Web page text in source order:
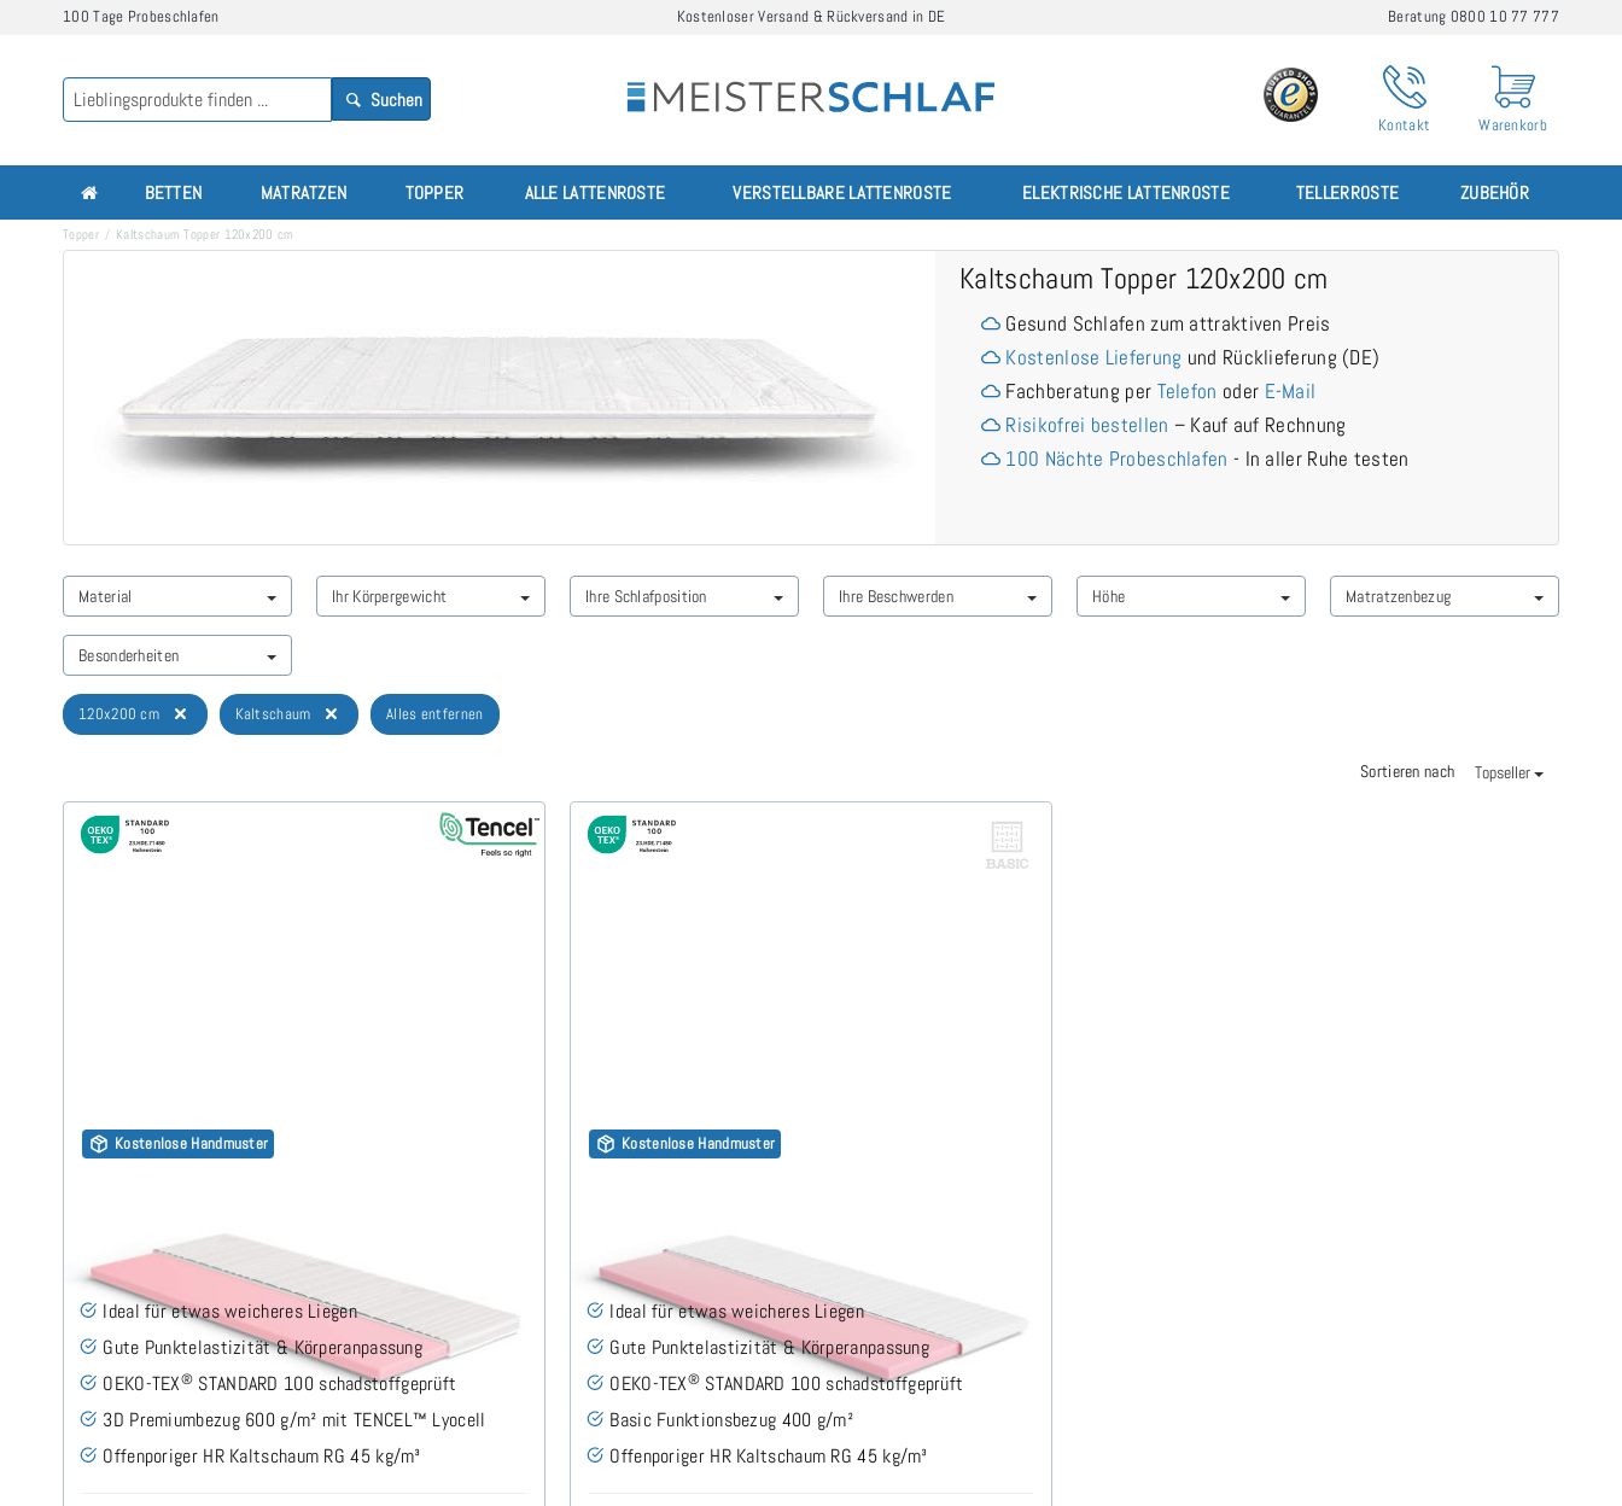
100 Tage Probeschlafen Kostenloser Versand & Rückversand in DE Beratung 0800 10 77 777
Suchen
Kontakt Warenkorb
BETTEN MATRATZEN TOPPER ALLE LATTENROSTE VERSTELLBARE LATTENROSTE ELEKTRISCHE LATTENROSTE TELLERROSTE ZUBEHÖR
Topper Kaltschaum Topper 120x200 cm
Kaltschaum Topper 120x200 cm
Gesund Schlafen zum attraktiven Preis
Kostenlose Lieferung und Rücklieferung (DE)
Fachberatung per Telefon oder E-Mail
Risikofrei bestellen – Kauf auf Rechnung
100 Nächte Probeschlafen - In aller Ruhe testen
Material Ihr Körpergewicht Ihre Schlafposition Ihre Beschwerden Höhe Matratzenbezug
Besonderheiten
120x200 cm Kaltschaum Alles entfernen
Sortieren nach Topseller
Kostenlose Handmuster
120x200 cm
Ideal für etwas weicheres Liegen
Gute Punktelastizität & Körperanpassung
OEKO-TEX® STANDARD 100 schadstoffgeprüft
3D Premiumbezug 600 g/m² mit TENCEL™ Lyocell
Offenporiger HR Kaltschaum RG 45 kg/m³
Kostenlose Handmuster
Ideal für etwas weicheres Liegen
Gute Punktelastizität & Körperanpassung
OEKO-TEX® STANDARD 100 schadstoffgeprüft
Basic Funktionsbezug 400 g/m²
Offenporiger HR Kaltschaum RG 45 kg/m³